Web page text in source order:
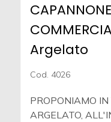
Argelato
Cod. 4026
PROPONIAMO
ARGELATO,